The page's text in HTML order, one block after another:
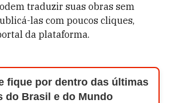
traduzir suas obras sem
las com poucos cliques,
da plataforma.
fique por dentro das últimas
do Brasil e do Mundo